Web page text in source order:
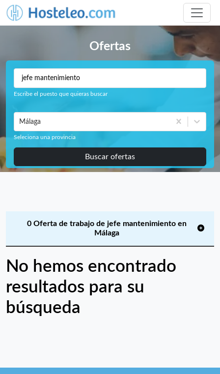
Ofertas
Escribe el puesto que quieras buscar
Málaga
Seleciona una provincia
Buscar ofertas
0 Oferta de trabajo de jefe mantenimiento en
Málaga
No hemos encontrado
resultados para su
búsqueda